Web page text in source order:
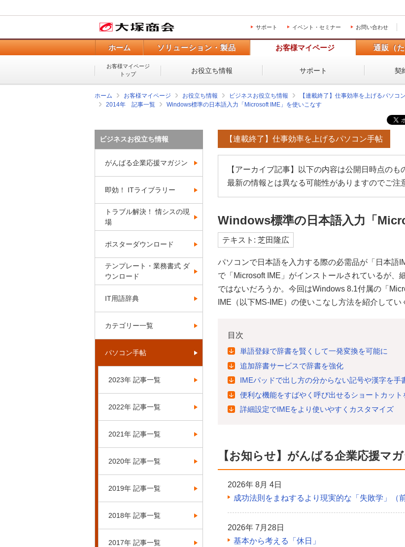
サポート イベント・セミナー お問い合わせ
ホーム ソリューション・製品 お客様マイページ 通販（
お客様マイページ
トップ
お役立ち情報 サポート 契
ホーム お客様マイページ お役立ち情報 ビジネスお役立ち情報
【連載終了】仕事効率を上げるパソコ
2014年 記事一覧
Windows標準の日本語入力「Microsoft IME」を使いこなす
【連載終了】仕事効率を上げるパソコン手帖
【アーカイブ記事】以下の内容は公開日時点のも
最新の情報とは異なる可能性がありますのでご注
Windows標準の日本語入力「
テキスト: 芝田隆広
パソコンで日本語を入力する際の必需品が「日本語
で「Microsoft IME」がインストールされているが
ではないだろうか。今回はWindows 8.1付属の「
IME（以下MS-IME）の使いこなし方法を紹介してい
目次
単語登録で辞書を賢くして一発変換を可能に
追加辞書サービスで辞書を強化
IMEパッドで出し方の分からない記号や漢字を手
便利な機能をすばやく呼び出せるショートカット
詳細設定でIMEをより使いやすくカスタマイズ
【お知らせ】がんばる企業応援マ
2026年 8月 4日
成功法則をまねするより現実的な「失敗学」（前
2026年 7月28日
基本から考える「休日」
ビジネスお役立ち情報
がんばる企業応援マガジン
即効！ ITライブラリー
トラブル解決！ 情シスの現
場
ポスターダウンロード
テンプレート・業務書式 ダ
ウンロード
IT用語辞典
カテゴリー一覧
パソコン手帖
2023年 記事一覧
2022年 記事一覧
2021年 記事一覧
2020年 記事一覧
2019年 記事一覧
2018年 記事一覧
2017年 記事一覧